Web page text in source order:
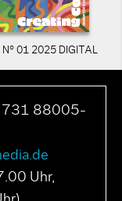
N° 01 2025 DIGITAL
731 88005-
Uhr,